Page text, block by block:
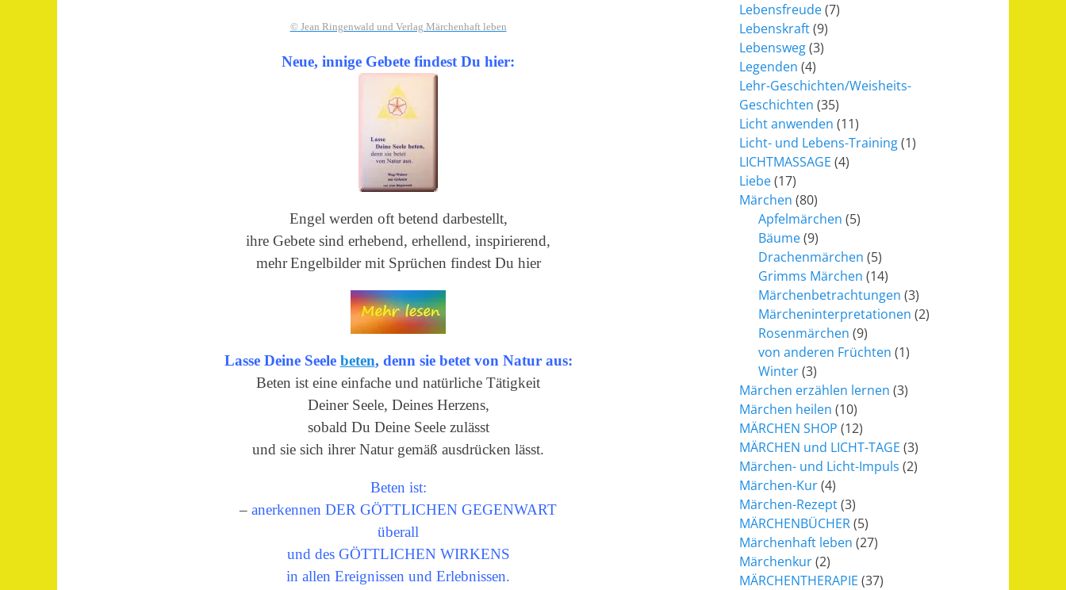
© Jean Ringenwald und Verlag Märchenhaft leben
Neue, innige Gebete findest Du hier:
Engel werden oft betend darbestellt,
ihre Gebete sind erhebend, erhellend, inspirierend,
mehr Engelbilder mit Sprüchen findest Du hier
Lasse Deine Seele beten, denn sie betet von Natur aus:
Beten ist eine einfache und natürliche Tätigkeit
Deiner Seele, Deines Herzens,
sobald Du Deine Seele zulässt
und sie sich ihrer Natur gemäß ausdrücken lässt.
Beten ist:
– anerkennen DER GÖTTLICHEN GEGENWART
überall
und des GÖTTLICHEN WIRKENS
in allen Ereignissen und Erlebnissen.
Lebensfreude(7)
Lebenskraft(9)
Lebensweg(3)
Legenden (4)
Lehr-Geschichten/Weisheits-
Geschichten (35)
Licht anwenden (11)
Licht- und Lebens-Training(1)
LICHTMASSAGE (4)
Liebe(17)
Märchen (80)
Apfelmärchen (5)
Bäume(9)
Drachenmärchen (5)
Grimms Märchen (14)
Märchenbetrachtungen (3)
Märcheninterpretationen (2)
Rosenmärchen (9)
von anderen Früchten (1)
Winter(3)
Märchen erzählen lernen (3)
Märchen heilen (10)
MÄRCHEN SHOP (12)
MÄRCHEN und LICHT-TAGE (3)
Märchen- und Licht-Impuls (2)
Märchen-Kur(4)
Märchen-Rezept(3)
MÄRCHENBÜCHER(5)
Märchenhaft leben (27)
Märchenkur(2)
MÄRCHENTHERAPIE (37)